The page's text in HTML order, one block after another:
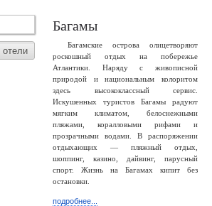
отели
Багамы
Багамские острова олицетворяют
роскошный отдых на побережье
Атлантики. Наряду с живописной
природой и национальным колоритом
здесь высококлассный сервис.
Искушенных туристов Багамы радуют
мягким климатом, белоснежными
пляжами, коралловыми рифами и
прозрачными водами. В распоряжении
отдыхающих — пляжный отдых,
шоппинг, казино, дайвинг, парусный
спорт. Жизнь на Багамах кипит без
остановки.
подробнее...